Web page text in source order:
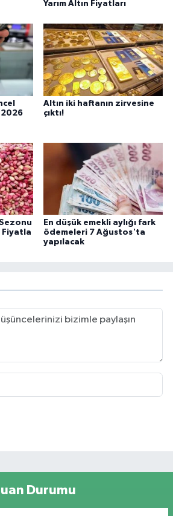
Yarım Altın Fiyatları
Altın iki haftanın zirvesine
çıktı!
Fiyatla
En düşük emekli aylığı fark
ödemeleri 7 Ağustos'ta
yapılacak
Durumu